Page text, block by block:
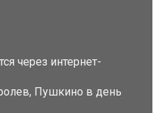
через интернет-
Пушкино в день